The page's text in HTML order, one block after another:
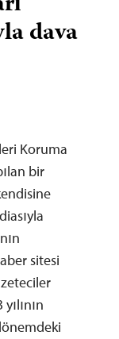
dava
Koruma
bir
sitesi